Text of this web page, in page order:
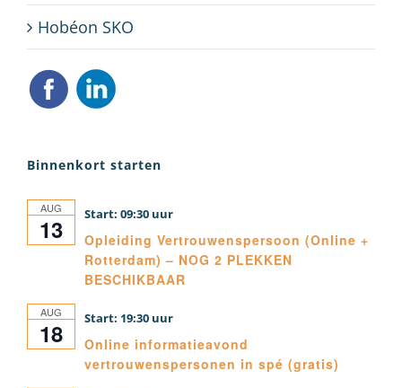
Hobéon SKO
Binnenkort starten
AUG
13 09:30
Opleiding Vertrouwenspersoon (Online +
Rotterdam) – NOG 2 PLEKKEN
BESCHIKBAAR
AUG
18 19:30
Online informatieavond
vertrouwenspersonen in spé (gratis)